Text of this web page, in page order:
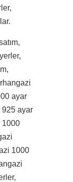
ayar
925 ayar
1000
1000